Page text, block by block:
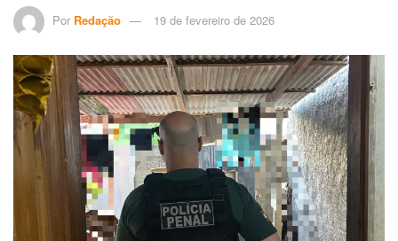
Por Redação 19 de fevereiro de 2026